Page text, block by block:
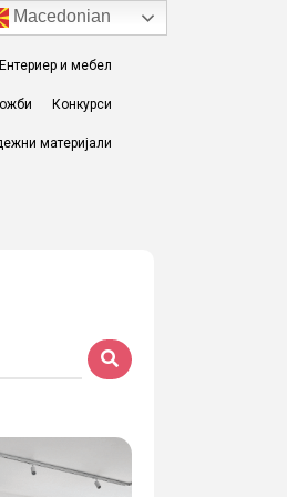
Ентериер и мебел
Конкурси
материјали
Macedonian